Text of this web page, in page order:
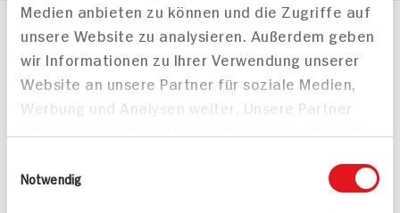
Medien anbieten zu können und die Zugriffe auf
unsere Website zu analysieren. Außerdem geben
wir Informationen zu Ihrer Verwendung unserer
Website an unsere Partner für soziale Medien,
Werbung und Analysen weiter. Unsere Partner
bereitgestellt haben oder die sie im Rahmen
Notwendig
Häufig gestellte Fragen
Mehr Informationen in unserem FAQ
kontakt
hit.de
Wir beantworten gerne Ihre Fragen
Folgen Sie uns auf TikTok